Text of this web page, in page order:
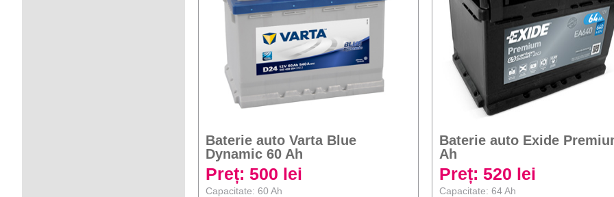
Baterie auto Varta Blue
Dynamic 60 Ah
Preț: 500 lei
Capacitate: 60 Ah
Baterie auto Exide
Ah
Preț: 520 lei
Capacitate: 64 Ah